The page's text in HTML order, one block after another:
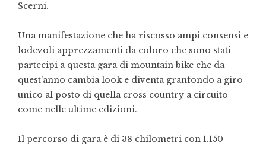
Scerni.
Una manifestazione che ha riscosso ampi consensi e
lodevoli apprezzamenti da coloro che sono stati
partecipi a questa gara di mountain bike che da
quest’anno cambia look e diventa granfondo a giro
unico al posto di quella cross country a circuito
come nelle ultime edizioni.
Il percorso di gara è di 38 chilometri con 1.150